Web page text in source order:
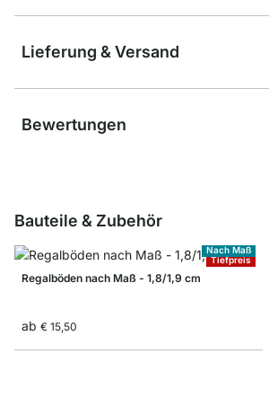
Lieferung & Versand
Bewertungen
Bauteile & Zubehör
Tiefpreis
Nach Maß
Regalböden nach Maß - 1,8/1,9 cm
ab € 15,50